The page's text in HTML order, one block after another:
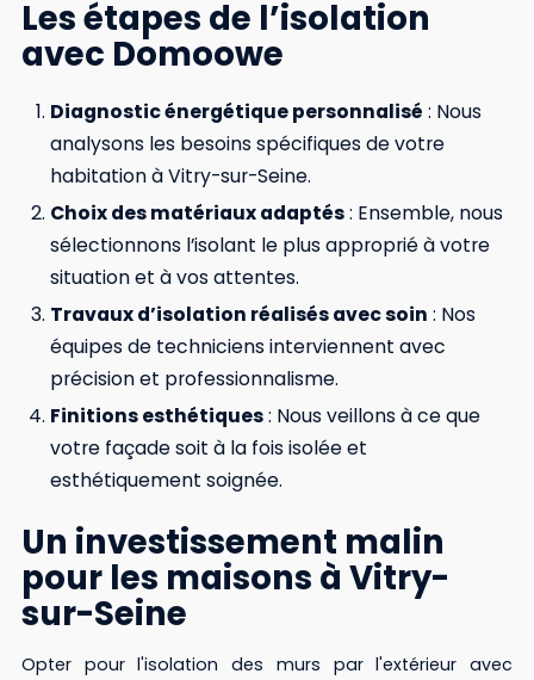
Les étapes de l’isolation
avec Domoowe
Diagnostic énergétique personnalisé : Nous
analysons les besoins spécifiques de votre
habitation à Vitry-sur-Seine.
Choix des matériaux adaptés: Ensemble, nous
sélectionnons l’isolant le plus approprié à votre
situation et à vos attentes.
Travaux d’isolation réalisés avec soin : Nos
équipes de techniciens interviennent avec
précision et professionnalisme.
Finitions esthétiques: Nous veillons à ce que
votre façade soit à la fois isolée et
esthétiquement soignée.
Un investissement malin
pour les maisons à Vitry-
sur-Seine
Opter pour l'isolation des murs par l'extérieur avec